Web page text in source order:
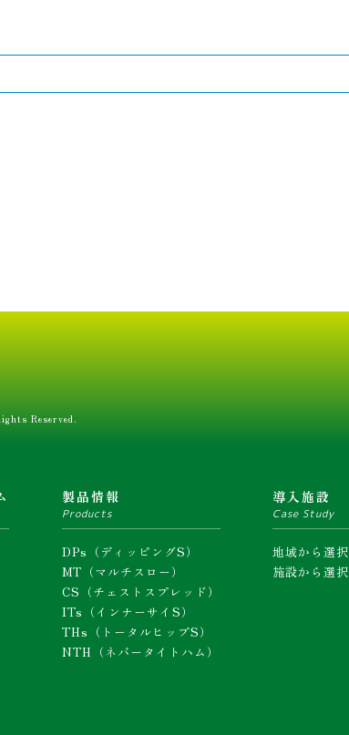
Reserved.
製品情報
Products
DPs（ディッピングS）
MT（マルチスロー）
CS（チェストスプレッド）
ITs（インナーサイS）
THs（トータルヒップS）
NTH（ネバータイトハム）
導入施設
Case Study
地域から選択
施設から選択